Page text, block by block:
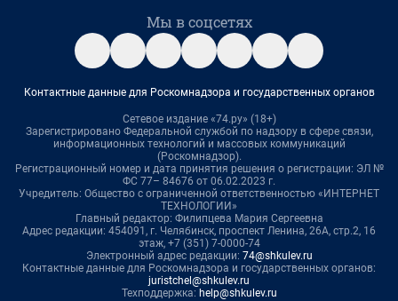
Мы в соцсетях
Контактные данные для Роскомнадзора и государственных органов
Сетевое издание «74.ру» (18+)
Зарегистрировано Федеральной службой по надзору в сфере связи,
информационных технологий и массовых коммуникаций
(Роскомнадзор).
Регистрационный номер и дата принятия решения о регистрации: ЭЛ №
ФС 77– 84676 от 06.02.2023 г.
Учредитель: Общество с ограниченной ответственностью «ИНТЕРНЕТ
ТЕХНОЛОГИИ»
Главный редактор: Филипцева Мария Сергеевна
Адрес редакции: 454091, г. Челябинск, проспект Ленина, 26А, стр.2, 16
этаж, +7 (351) 7-0000-74
Электронный адрес редакции: 74@shkulev.ru
Контактные данные для Роскомнадзора и государственных органов:
juristchel@shkulev.ru
Техподдержка: help@shkulev.ru